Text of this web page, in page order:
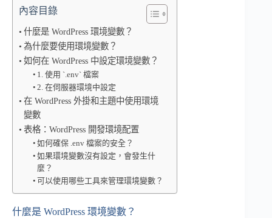
內容目錄
什麼是 WordPress 環境變數？
為什麼要使用環境變數？
如何在 WordPress 中設定環境變數？
1. 使用 `.env` 檔案
2. 在伺服器環境中設定
在 WordPress 外掛和主題中使用環境
變數
表格：WordPress 開發環境配置
如何確保 .env 檔案的安全？
如果環境變數沒有設定，會發生什
麼？
可以使用哪些工具來管理環境變數？
什麼是 WordPress 環境變數？